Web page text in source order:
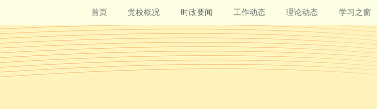
首页 党校概况 时政要闻 工作动态 理论动态 学习之窗